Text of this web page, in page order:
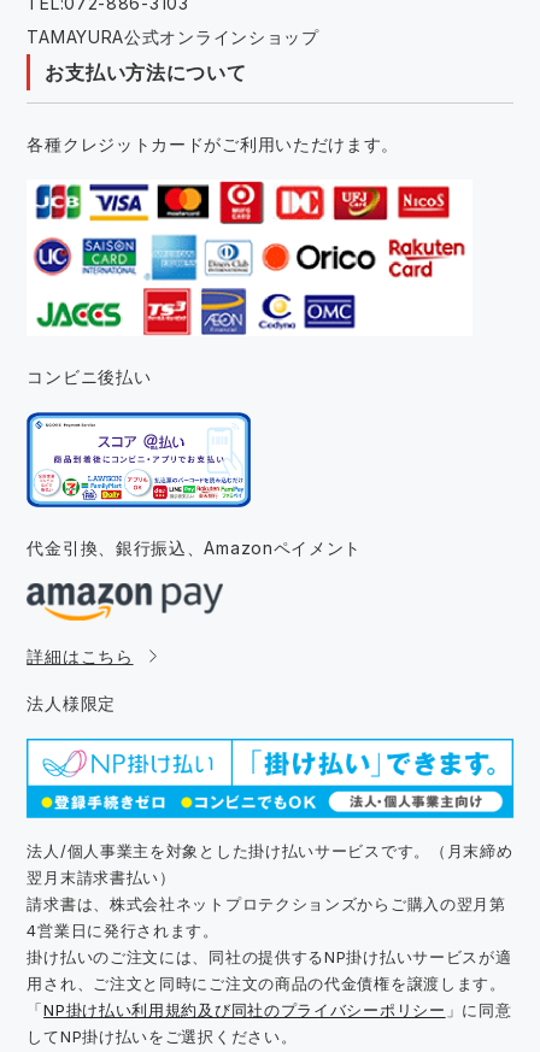
TAMAYURA公式オンラインショップ
お支払い方法について
各種クレジットカードがご利用いただけます。
コンビニ後払い
代金引換、銀行振込、Amazonペイメント
詳細はこちら
法人様限定
法人/個人事業主を対象とした掛け払いサービスです。（月末締め
翌月末請求書払い）
請求書は、株式会社ネットプロテクションズからご購入の翌月第
4営業日に発行されます。
掛け払いのご注文には、同社の提供するNP掛け払いサービスが適
用され、ご注文と同時にご注文の商品の代金債権を譲渡します。
「NP掛け払い利用規約及び同社のプライバシーポリシー 」に同意
してNP掛け払いをご選択ください。